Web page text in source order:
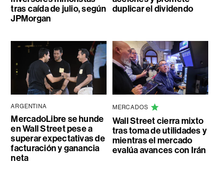
tras caída de julio, según
JPMorgan
duplicar el dividendo
ARGENTINA
MercadoLibre se hunde
en Wall Street pese a
superar expectativas de
facturación y ganancia
neta
MERCADOS
Wall Street cierra mixto
tras toma de utilidades y
mientras el mercado
evalúa avances con Irán